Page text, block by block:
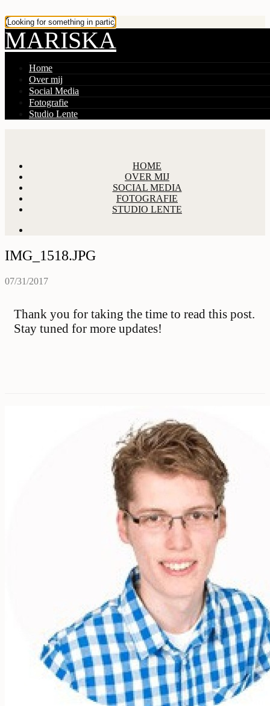
MARISKA
Home
Over mij
Social Media
Fotografie
Studio Lente
HOME
OVER MIJ
SOCIAL MEDIA
FOTOGRAFIE
STUDIO LENTE
IMG_1518.JPG
07/31/2017
Thank you for taking the time to read this post.
Stay tuned for more updates!